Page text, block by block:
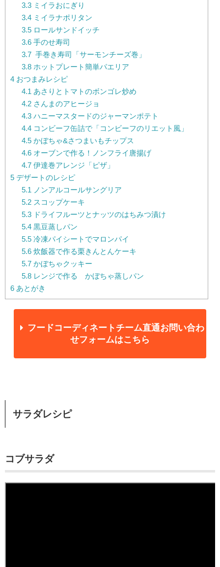
3.3ミイラおにぎり
3.4ミイラナポリタン
3.5ロールサンドイッチ
3.6手のせ寿司
3.7手巻き寿司「サーモンチーズ巻」
3.8ホットプレート簡単パエリア
4 おつまみレシピ
4.1 あさりとトマトのボンゴレ炒め
4.2さんまのアヒージョ
4.3ハニーマスタードのジャーマンポテト
4.4コンビーフ缶詰で「コンビーフのリエット風」
4.5かぼちゃ&さつまいもチップス
4.6オーブンで作る！ノンフライ唐揚げ
4.7伊達巻アレンジ「ピザ」
5 デザートのレシピ
5.1 ノンアルコールサングリア
5.2スコップケーキ
5.3ドライフルーツとナッツのはちみつ漬け
5.4黒豆蒸しパン
5.5冷凍パイシートでマロンパイ
5.6炊飯器で作る栗きんとんケーキ
5.7かぼちゃクッキー
5.8レンジで作る かぼちゃ蒸しパン
6 あとがき
フードコーディネートチーム直通お問い合わ
せフォームはこちら
サラダレシピ
コブサラダ